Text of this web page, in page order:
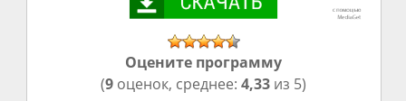
Оцените программу
(9 оценок, среднее:4,33 из 5)